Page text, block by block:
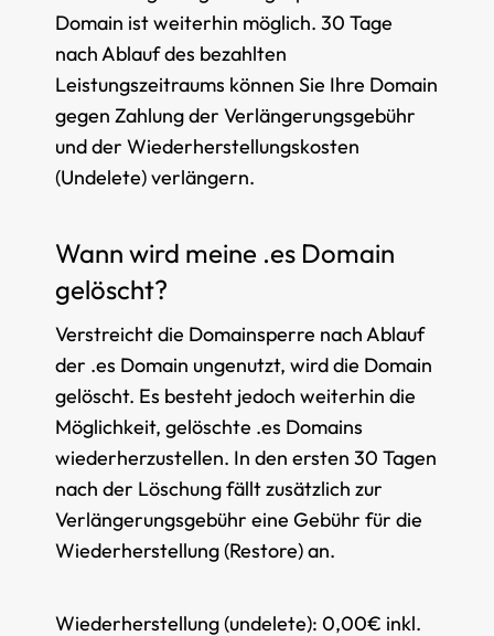
Domain ist weiterhin möglich. 30 Tage
nach Ablauf des bezahlten
Leistungszeitraums können Sie Ihre Domain
gegen Zahlung der Verlängerungsgebühr
und der Wiederherstellungskosten
(Undelete) verlängern.
Wann wird meine .es Domain
gelöscht?
Verstreicht die Domainsperre nach Ablauf
der .es Domain ungenutzt, wird die Domain
gelöscht. Es besteht jedoch weiterhin die
Möglichkeit, gelöschte .es Domains
wiederherzustellen. In den ersten 30 Tagen
nach der Löschung fällt zusätzlich zur
Verlängerungsgebühr eine Gebühr für die
Wiederherstellung (Restore) an.
Wiederherstellung (undelete): 0,00€ inkl.